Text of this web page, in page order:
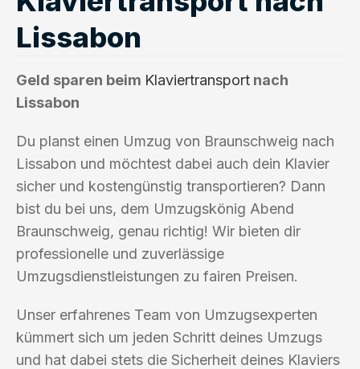
Lissabon
Geld sparen beim Klaviertransport nach
Lissabon
Du planst einen Umzug von Braunschweig nach
Lissabon und möchtest dabei auch dein Klavier
sicher und kostengünstig transportieren? Dann
bist du bei uns, dem Umzugskönig Abend
Braunschweig, genau richtig! Wir bieten dir
professionelle und zuverlässige
Umzugsdienstleistungen zu fairen Preisen.
Unser erfahrenes Team von Umzugsexperten
kümmert sich um jeden Schritt deines Umzugs
und hat dabei stets die Sicherheit deines Klaviers